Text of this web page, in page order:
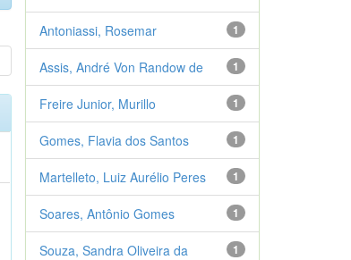
1
Antoniassi, Rosemar
1
Assis, André Von Randow de
1
Freire Junior, Murillo
1
Gomes, Flavia dos Santos
1
Martelleto, Luiz Aurélio Peres
1
Soares, Antônio Gomes
1
Souza, Sandra Oliveira da